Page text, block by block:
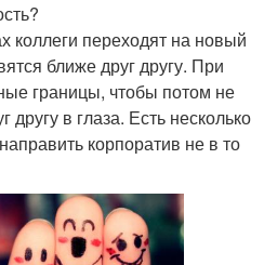
коллеги переходят на новый
ближе друг другу. При
границы, чтобы потом не
другу в глаза. Есть несколько
корпоратив не в то